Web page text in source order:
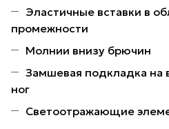
Эластичные вставки в
промежности
Молнии внизу брючин
Замшевая подкладка на
ног
Светоотражающие